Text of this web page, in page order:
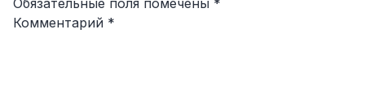
Обязательные поля помечены *
Комментарий *